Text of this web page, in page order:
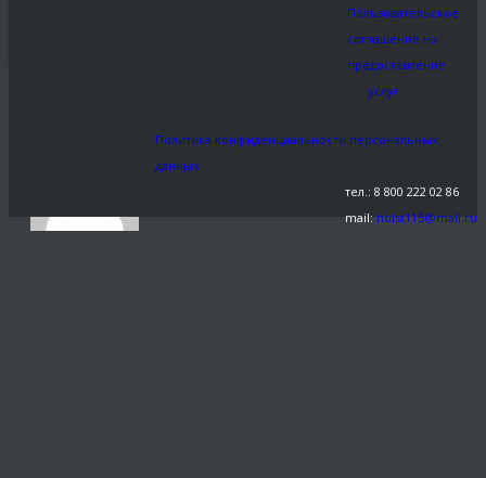
Пользовательское
соглашение на
предоставление
услуг
Политика конфиденциальности персональных
данных
тел.: 8 800 222 02 86
mail: holst115@mail.ru